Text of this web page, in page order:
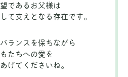
であるお父様は
て支えとなる存在です。
ランスを保ちながら
たちへの愛を
げてくださいね。